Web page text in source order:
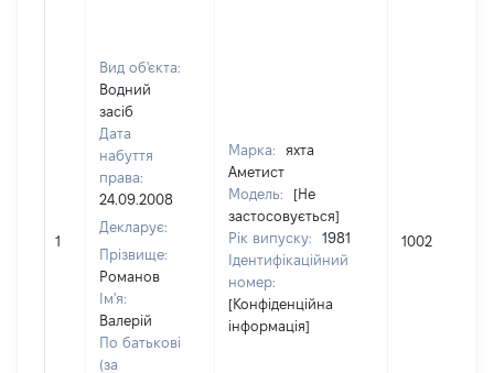
1
Вид об'єкта:
Водний
засіб
Дата
набуття
права:
24.09.2008
Декларує:
Прізвище:
Романов
Ім'я:
Валерій
По батькові
(за
Марка:
яхта
Аметист
Модель:
[Не
застосовується]
Рік випуску:
1981
Ідентифікаційний
номер:
[Конфіденційна
інформація]
1002